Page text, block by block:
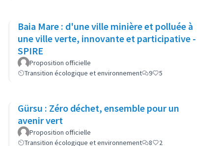
Baia Mare : d'une ville minière et polluée à
une ville verte, innovante et participative -
SPIRE
Proposition officielle
Transition écologique et environnement
9 5
Gürsu : Zéro déchet, ensemble pour un
avenir vert
Proposition officielle
Transition écologique et environnement
8 2